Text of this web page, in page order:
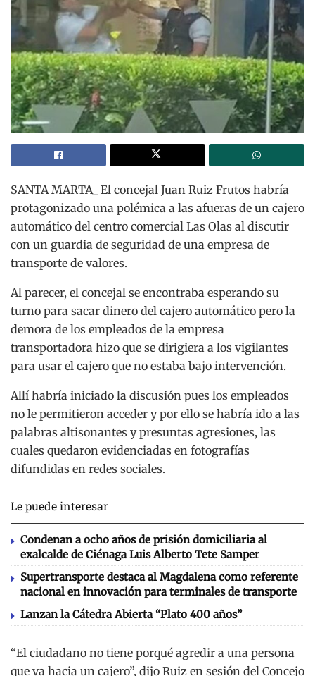
SANTA MARTA_ El concejal Juan Ruiz Frutos habría
protagonizado una polémica a las afueras de un cajero
automático del centro comercial Las Olas al discutir
con un guardia de seguridad de una empresa de
transporte de valores.
Al parecer, el concejal se encontraba esperando su
turno para sacar dinero del cajero automático pero la
demora de los empleados de la empresa
transportadora hizo que se dirigiera a los vigilantes
para usar el cajero que no estaba bajo intervención.
Allí habría iniciado la discusión pues los empleados
no le permitieron acceder y por ello se habría ido a las
palabras altisonantes y presuntas agresiones, las
cuales quedaron evidenciadas en fotografías
difundidas en redes sociales.
Le puede interesar
Condenan a ocho años de prisión domiciliaria al
exalcalde de Ciénaga Luis Alberto Tete Samper
Supertransporte destaca al Magdalena como referente
nacional en innovación para terminales de transporte
Lanzan la Cátedra Abierta “Plato 400 años”
“El ciudadano no tiene porqué agredir a una persona
que va hacia un cajero”, dijo Ruiz en sesión del Concejo